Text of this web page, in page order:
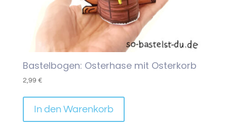
Bastelbogen: Osterhase mit Osterkorb
2,99 €
In den Warenkorb